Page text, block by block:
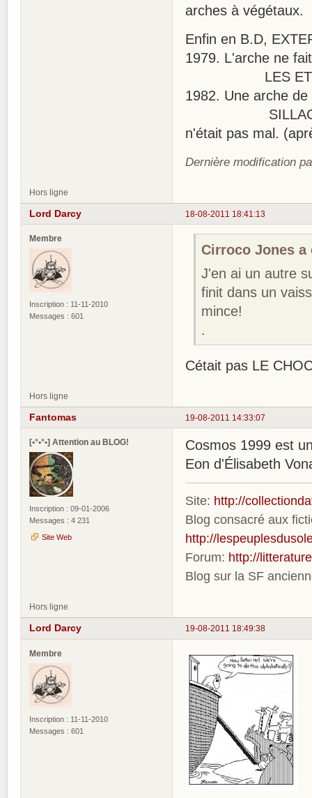
arches à végétaux.
Enfin en B.D,
1979. L'arche ne
LES ETRES
1982. Une arche
SILLAGE de
n'était pas mal.
Dernière modification
Hors ligne
18-08-2011 18:41:13
Lord Darcy
Membre
Inscription : 11-11-2010
Messages : 601
Cirroco Jones a
J'en ai un autre
finit dans un
mince!
.
Cétait pas LE
Hors ligne
19-08-2011 14:33:07
Fantomas
[•°•°•] Attention au BLOG!
Inscription : 09-01-2006
Messages : 4 231
Site Web
Cosmos 1999 est
Eon d'Élisabeth
Site: http://
Blog consacré aux
http://
Forum: http://
Blog sur la SF
Hors ligne
19-08-2011 18:49:38
Lord Darcy
Membre
Inscription : 11-11-2010
Messages : 601